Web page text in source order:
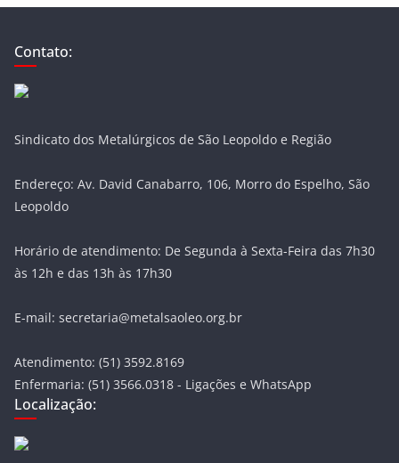
Contato:
Sindicato dos Metalúrgicos de São Leopoldo e Região
Endereço: Av. David Canabarro, 106, Morro do Espelho, São
Leopoldo
Horário de atendimento: De Segunda à Sexta-Feira das 7h30
às 12h e das 13h às 17h30
E-mail: secretaria@metalsaoleo.org.br
Atendimento: (51) 3592.8169
Enfermaria: (51) 3566.0318 - Ligações e WhatsApp
Localização: